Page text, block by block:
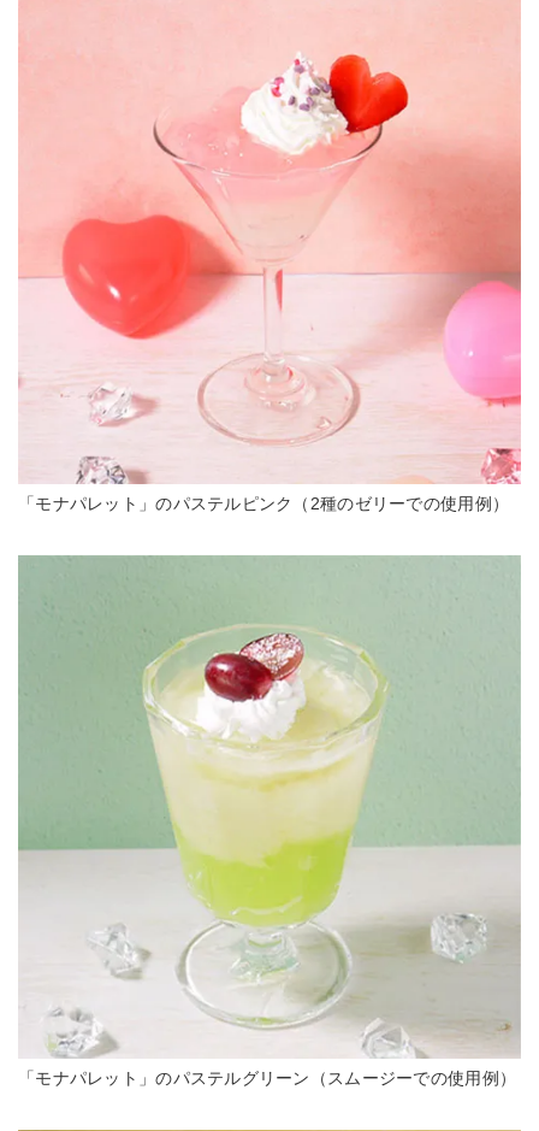
「モナパレット」のパステルピンク（2種のゼリーでの使用例）
「モナパレット」のパステルグリーン（スムージーでの使用例）